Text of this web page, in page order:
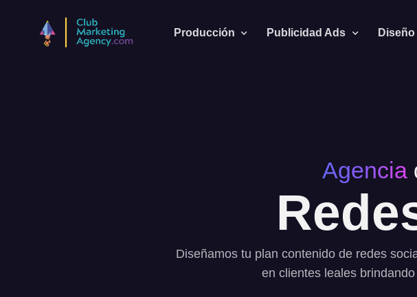
Producción Publicidad Ads Diseño
Agencia
Diseñamos tu plan contenido de redes
en clientes leales